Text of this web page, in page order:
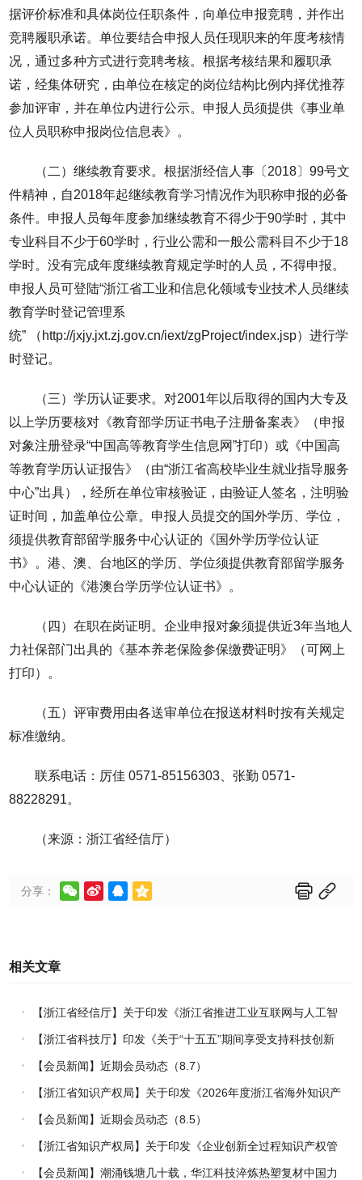
据评价标准和具体岗位任职条件，向单位申报竞聘，并作出
竞聘履职承诺。单位要结合申报人员任现职来的年度考核情
况，通过多种方式进行竞聘考核。根据考核结果和履职承
诺，经集体研究，由单位在核定的岗位结构比例内择优推荐
参加评审，并在单位内进行公示。申报人员须提供《事业单
位人员职称申报岗位信息表》。
（二）继续教育要求。根据浙经信人事〔2018〕99号文
件精神，自2018年起继续教育学习情况作为职称申报的必备
条件。申报人员每年度参加继续教育不得少于90学时，其中
专业科目不少于60学时，行业公需和一般公需科目不少于18
学时。没有完成年度继续教育规定学时的人员，不得申报。
申报人员可登陆“浙江省工业和信息化领域专业技术人员继续
教育学时登记管理系
统” （http://jxjy.jxt.zj.gov.cn/iext/zgProject/index.jsp）进行学
时登记。
（三）学历认证要求。对2001年以后取得的国内大专及
以上学历要核对《教育部学历证书电子注册备案表》（申报
对象注册登录“中国高等教育学生信息网”打印）或《中国高
等教育学历认证报告》（由“浙江省高校毕业生就业指导服务
中心”出具），经所在单位审核验证，由验证人签名，注明验
证时间，加盖单位公章。申报人员提交的国外学历、学位，
须提供教育部留学服务中心认证的《国外学历学位认证
书》。港、澳、台地区的学历、学位须提供教育部留学服务
中心认证的《港澳台学历学位认证书》。
（四）在职在岗证明。企业申报对象须提供近3年当地人
力社保部门出具的《基本养老保险参保缴费证明》（可网上
打印）。
（五）评审费用由各送审单位在报送材料时按有关规定
标准缴纳。
联系电话：厉佳 0571-85156303、张勤 0571-
88228291。
（来源：浙江省经信厅）
分享：      
相关文章
【浙江省经信厅】关于印发《浙江省推进工业互联网与人工智
能融合赋能行动方案》的通知
【浙江省科技厅】印发《关于“十五五”期间享受支持科技创新
进口税收优惠政策的科研机构名单核定的实施办法》的通知
【会员新闻】近期会员动态（8.7）
【浙江省知识产权局】关于印发《2026年度浙江省海外知识产
权风险统一基础性保障保险实施方案》的通知
【会员新闻】近期会员动态（8.5）
【浙江省知识产权局】关于印发《企业创新全过程知识产权管
理指引》的通知
【会员新闻】潮涌钱塘几十载，华江科技淬炼热塑复材中国力